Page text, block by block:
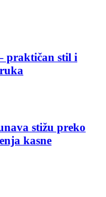
praktičan stil i
stižu preko
kasne